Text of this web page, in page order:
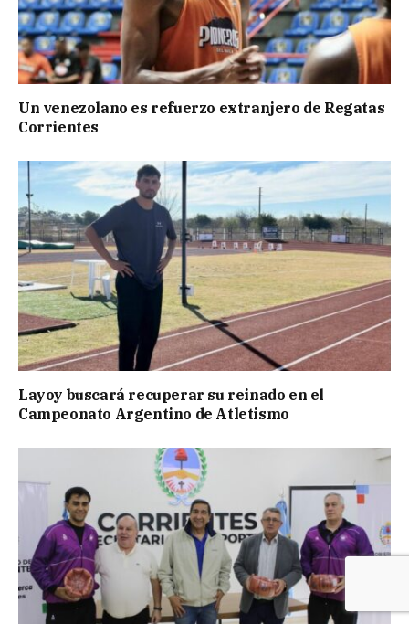
Un venezolano es refuerzo extranjero de Regatas
Corrientes
Layoy buscará recuperar su reinado en el
Campeonato Argentino de Atletismo